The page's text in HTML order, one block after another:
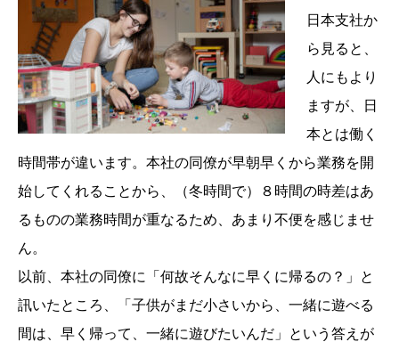
日本支社か
ら見ると、
人にもより
ますが、日
本とは働く
時間帯が違います。本社の同僚が早朝早くから業務を開
始してくれることから、（冬時間で）８時間の時差はあ
るものの業務時間が重なるため、あまり不便を感じませ
ん。
以前、本社の同僚に「何故そんなに早くに帰るの？」と
訊いたところ、「子供がまだ小さいから、一緒に遊べる
間は、早く帰って、一緒に遊びたいんだ」という答えが